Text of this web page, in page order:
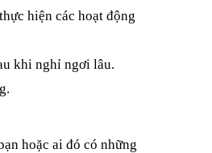
hiện các hoạt động
khi nghỉ ngơi lâu.
hoặc ai đó có những